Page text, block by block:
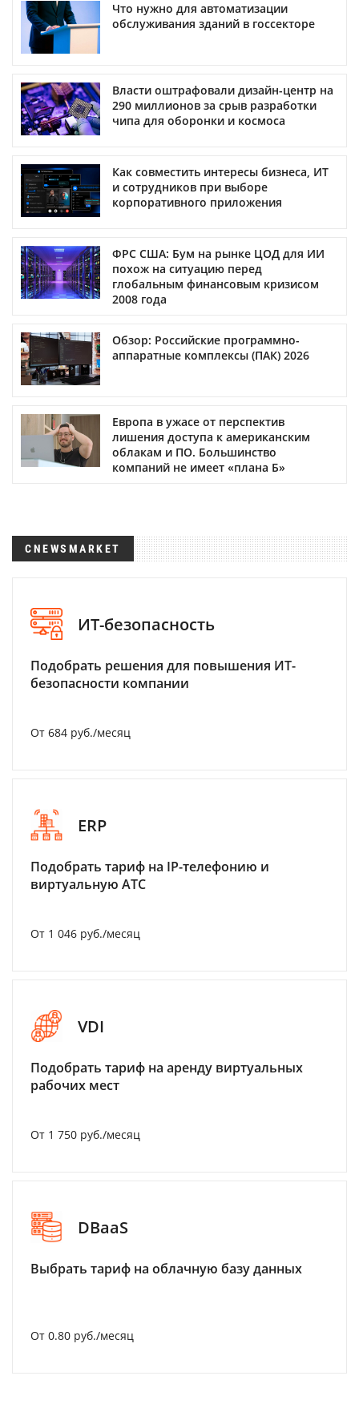
Что нужно для автоматизации
обслуживания зданий в госсекторе
Власти оштрафовали дизайн-центр на
290 миллионов за срыв разработки
чипа для оборонки и космоса
Как совместить интересы бизнеса, ИТ
и сотрудников при выборе
корпоративного приложения
ФРС США: Бум на рынке ЦОД для ИИ
похож на ситуацию перед
глобальным финансовым кризисом
2008 года
Обзор: Российские программно-
аппаратные комплексы (ПАК) 2026
Европа в ужасе от перспектив
лишения доступа к американским
облакам и ПО. Большинство
компаний не имеет «плана Б»
CNEWSMARKET
ИТ-безопасность
Подобрать решения для повышения ИТ-
безопасности компании
От 684 руб./месяц
ERP
Подобрать тариф на IP-телефонию и
виртуальную АТС
От 1 046 руб./месяц
VDI
Подобрать тариф на аренду виртуальных
рабочих мест
От 1 750 руб./месяц
DBaaS
Выбрать тариф на облачную базу данных
От 0.80 руб./месяц